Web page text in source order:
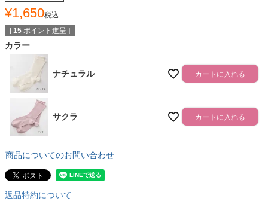
¥1,650税込
[ 15 ポイント進呈 ]
カラー
ナチュラル カートに入れる
サクラ カートに入れる
商品についてのお問い合わせ
返品特約について